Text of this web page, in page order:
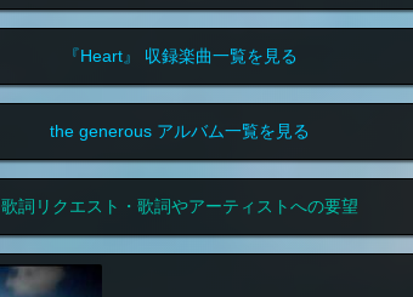
『Heart』 収録楽曲一覧を見る
the generous アルバム一覧を見る
歌詞リクエスト・歌詞やアーティストへの要望